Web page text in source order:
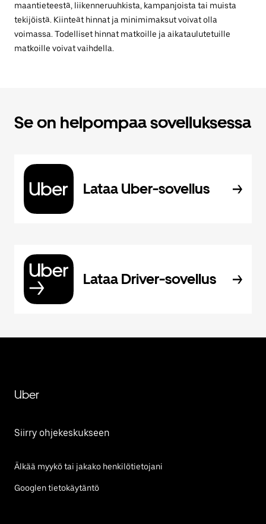
maantieteestä, liikenneruuhkista, kampanjoista tai muista
tekijöistä. Kiinteät hinnat ja minimimaksut voivat olla
voimassa. Todelliset hinnat matkoille ja aikataulutetuille
matkoille voivat vaihdella.
Se on helpompaa sovelluksessa
Lataa Uber-sovellus
Lataa Driver-sovellus
Uber
Siirry ohjekeskukseen
Älkää myykö tai jakako henkilötietojani
Googlen tietokäytäntö